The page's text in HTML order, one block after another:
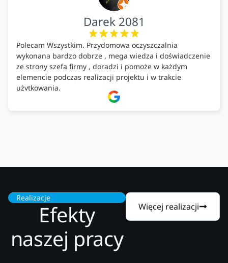
Darek 2081
Polecam Wszystkim. Przydomowa oczyszczalnia
wykonana bardzo dobrze , mega wiedza i doświadczenie
ze strony szefa firmy , doradzi i pomoże w każdym
elemencie podczas realizacji projektu i w trakcie
użytkowania.
Firma godna zaufania. Tak trzymać!
Realizacje
Efekty
naszej pracy
Więcej realizacji